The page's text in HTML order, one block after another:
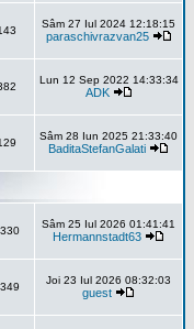
Sâm 27 Iul 2024 12:18:15
paraschivrazvan25
Lun 12 Sep 2022 14:33:34
ADK
Sâm 28 Iun 2025 21:33:40
BaditaStefanGalati
Sâm 25 Iul 2026 01:41:41
Hermannstadt63
Joi 23 Iul 2026 08:32:03
guest